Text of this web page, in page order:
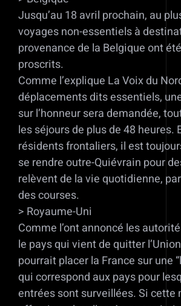
Jusqu’au 18 avril prochain, au
voyages non-essentiels à
provenance de la Belgique ont
proscrits.
Comme l’explique La Voix du
déplacements dits essentiels,
sur l’honneur sera demandée,
les séjours de plus de 48 heures.
résidents frontaliers, il est
se rendre outre-Quiévrain pour
relèvent de la vie quotidienne,
des courses.
> Royaume-Uni
Comme l’ont annoncé les
le pays qui vient de quitter
pourrait placer la France sur une
qui correspond aux pays pour
entrées sont surveillées. Si cette